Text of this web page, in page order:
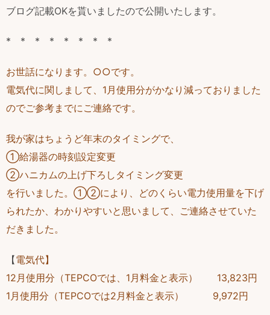
ブログ記載OKを貰いましたので公開いたします。
* * * * * * * *
お世話になります。○○です。
電気代に関しまして、1月使用分がかなり減っておりました
のでご参考までにご連絡です。
我が家はちょうど年末のタイミングで、
①給湯器の時刻設定変更
②ハニカムの上げ下ろしタイミング変更
を行いました。①②により、どのくらい電力使用量を下げ
られたか、わかりやすいと思いまして、ご連絡させていた
だきました。
【電気代】
12月使用分（TEPCOでは、1月料金と表示） 13,823円
1月使用分（TEPCOでは2月料金と表示） 9,972円